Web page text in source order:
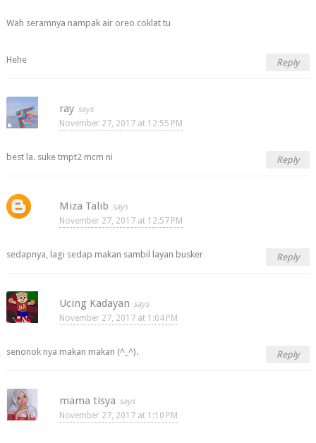
Wah seramnya nampak air oreo coklat tu
Hehe Reply
ray
November 27, 2017 at 12:55 PM
best la. suke tmpt2 mcm ni Reply
Miza Talib
November 27, 2017 at 12:57 PM
sedapnya, lagi sedap makan sambil layan busker Reply
Ucing Kadayan
November 27, 2017 at 1:04 PM
senonok nya makan makan (^_^). Reply
mama tisya
November 27, 2017 at 1:10 PM